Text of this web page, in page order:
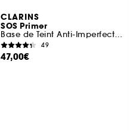
CLARINS
SOS Primer
Base de Teint Anti-Imperfections
49
47,00€